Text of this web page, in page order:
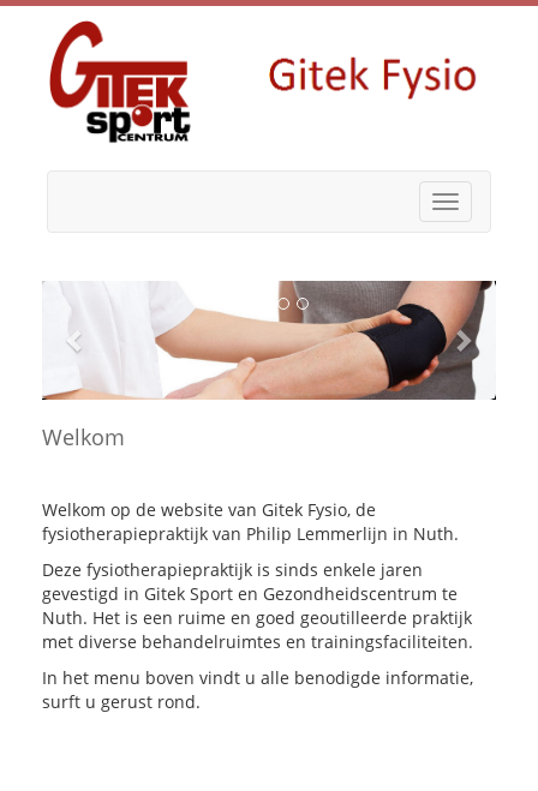
Toggle
navigation
Welkom
Welkom op de website van Gitek Fysio, de
fysiotherapiepraktijk van Philip Lemmerlijn in Nuth.
Deze fysiotherapiepraktijk is sinds enkele jaren
gevestigd in Gitek Sport en Gezondheidscentrum te
Nuth. Het is een ruime en goed geoutilleerde praktijk
met diverse behandelruimtes en trainingsfaciliteiten.
In het menu boven vindt u alle benodigde informatie,
surft u gerust rond.